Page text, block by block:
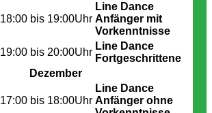
18:00 bis 19:00Uhr
Line Dance
Anfänger mit
Vorkenntnisse
19:00 bis 20:00Uhr
Line Dance
Fortgeschrittene
Dezember
17:00 bis 18:00Uhr
Line Dance
Anfänger ohne